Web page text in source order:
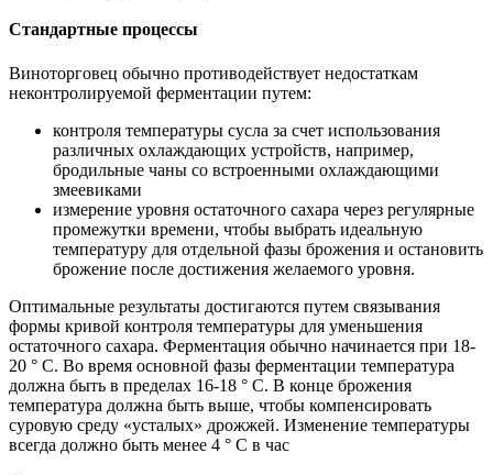
Стандартные процессы
Виноторговец обычно противодействует недостаткам
неконтролируемой ферментации путем:
контроля температуры сусла за счет использования
различных охлаждающих устройств, например,
бродильные чаны со встроенными охлаждающими
змеевиками
измерение уровня остаточного сахара через регулярные
промежутки времени, чтобы выбрать идеальную
температуру для отдельной фазы брожения и остановить
брожение после достижения желаемого уровня.
Оптимальные результаты достигаются путем связывания
формы кривой контроля температуры для уменьшения
остаточного сахара. Ферментация обычно начинается при 18-
20 ° С. Во время основной фазы ферментации температура
должна быть в пределах 16-18 ° С. В конце брожения
температура должна быть выше, чтобы компенсировать
суровую среду «усталых» дрожжей. Изменение температуры
всегда должно быть менее 4 ° C в час